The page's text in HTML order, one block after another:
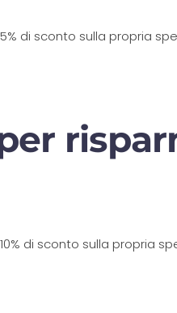
di sconto sulla propria
di sconto sulla propria